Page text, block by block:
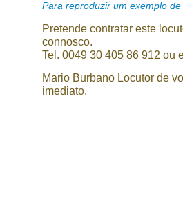
Para reproduzir um exemplo
Pretende contratar este
connosco.
Tel. 0049 30 405 86 912 ou
Mario Burbano Locutor de
imediato.